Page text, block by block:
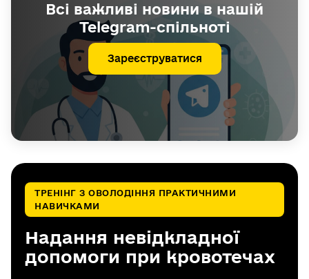
Всі важливі новини в нашій
Telegram-спільноті
Зареєструватися
ТРЕНІНГ З ОВОЛОДІННЯ ПРАКТИЧНИМИ
НАВИЧКАМИ
Надання невідкладної
допомоги при кровотечах